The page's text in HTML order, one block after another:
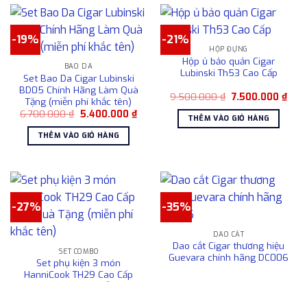
trang
sản
phẩm
nhiều
biến
thể.
Các
tùy
chọn
có
thể
chọn
sản
phẩm
-19%
BAO DA
Set Bao Da Cigar Lubinski
BD05 Chính Hãng Làm Quà
Tặng (miễn phí khắc tên)
6.700.000₫ Giá
là:
6.700.000 ₫.
5.400.000 ₫Giá
THÊM VÀO GIỎ HÀNG
-21%
HỘP ĐỰNG
Hộp ủ bảo quản Cigar
Lubinski Th53 Cao Cấp
9.500.000₫ Giá
là:
9.500.000 ₫.
7.500.000 ₫Giá
THÊM VÀO GIỎ HÀNG
-27%
SET COMBO
Set phụ kiện 3 món
HanniCook TH29 Cao Cấp
-35%
DAO CẮT
Dao cắt Cigar thương hiệu
Guevara chính hãng DC006